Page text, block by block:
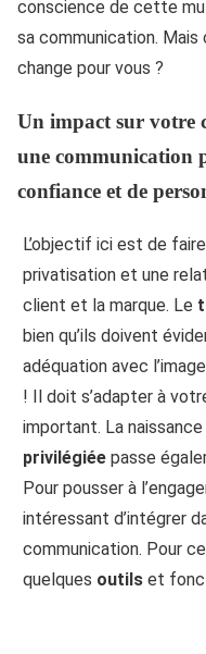
conscience de cette
sa communication.
change pour vous ?
Un impact sur votre
une communication
confiance et de
L’objectif ici est de
privatisation et une
client et la marque. Le
bien qu’ils doivent
adéquation avec
! Il doit s’adapter à
important. La
privilégiée passe
Pour pousser à
intéressant d’intégrer
communication. Pour
quelques outils et